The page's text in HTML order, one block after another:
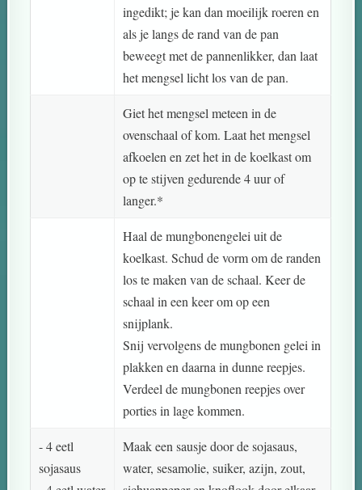
ingedikt; je kan dan moeilijk roeren en
als je langs de rand van de pan
beweegt met de pannenlikker, dan laat
het mengsel licht los van de pan.
Giet het mengsel meteen in de
ovenschaal of kom. Laat het mengsel
afkoelen en zet het in de koelkast om
op te stijven gedurende 4 uur of
langer.*
Haal de mungbonengelei uit de
koelkast. Schud de vorm om de randen
los te maken van de schaal. Keer de
schaal in een keer om op een
snijplank.
Snij vervolgens de mungbonen gelei in
plakken en daarna in dunne reepjes.
Verdeel de mungbonen reepjes over
porties in lage kommen.
- 4 eetl
sojasaus
Maak een sausje door de sojasaus,
water, sesamolie, suiker, azijn, zout,